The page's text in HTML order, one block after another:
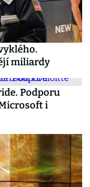
miliardy
Podporu
i